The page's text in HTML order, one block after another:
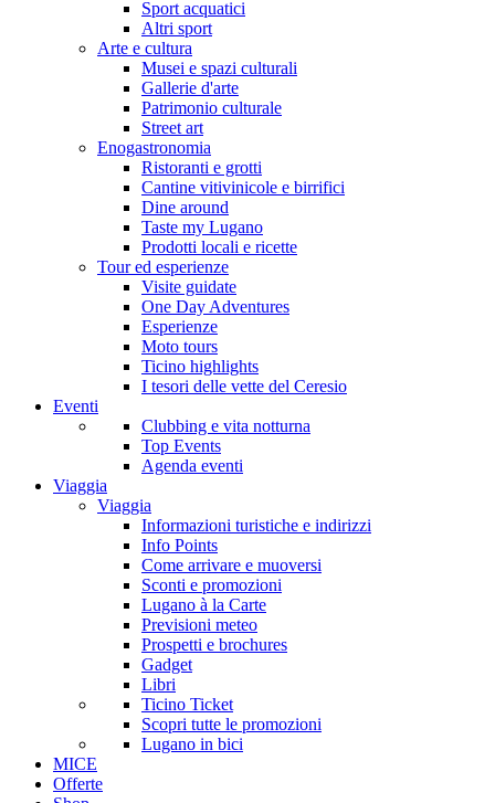
Sport acquatici
Altri sport
Arte e cultura
Musei e spazi culturali
Gallerie d'arte
Patrimonio culturale
Street art
Enogastronomia
Ristoranti e grotti
Cantine vitivinicole e birrifici
Dine around
Taste my Lugano
Prodotti locali e ricette
Tour ed esperienze
Visite guidate
One Day Adventures
Esperienze
Moto tours
Ticino highlights
I tesori delle vette del Ceresio
Eventi
Clubbing e vita notturna
Top Events
Agenda eventi
Viaggia
Viaggia
Informazioni turistiche e indirizzi
Info Points
Come arrivare e muoversi
Sconti e promozioni
Lugano à la Carte
Previsioni meteo
Prospetti e brochures
Gadget
Libri
Ticino Ticket
Scopri tutte le promozioni
Lugano in bici
MICE
Offerte